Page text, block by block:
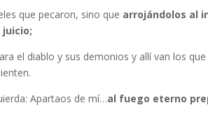
que pecaron, sino que arrojándolos al
el diablo y sus demonios y allí van los
Apartaos de mí…al fuego eterno